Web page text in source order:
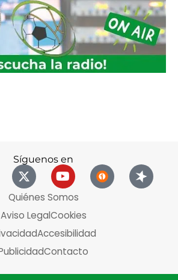
Síguenos en
Quiénes Somos
Aviso LegalCookies
Accesibilidad
Contacto